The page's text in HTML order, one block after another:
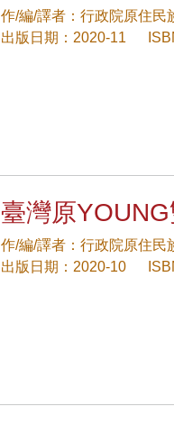
作/編/譯者：行政院原住民
出版日期：2020-11
臺灣原
作/編/譯者：行政院原住民
出版日期：2020-10